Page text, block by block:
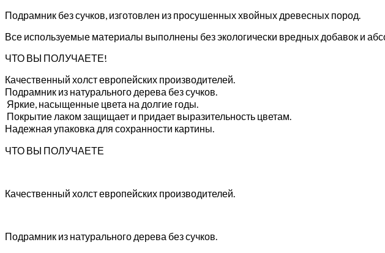
Подрамник без сучков, изготовлен из просушенных хвойных древесных пород.
Все используемые материалы выполнены без экологически вредных добавок и
ЧТО ВЫ ПОЛУЧАЕТЕ!
Качественный холст европейских производителей.
Подрамник из натурального дерева без сучков.
Яркие, насыщенные цвета на долгие годы.
Покрытие лаком защищает и придает выразительность цветам.
Надежная упаковка для сохранности картины.
ЧТО ВЫ ПОЛУЧАЕТЕ
Качественный холст европейских производителей.
Подрамник из натурального дерева без сучков.